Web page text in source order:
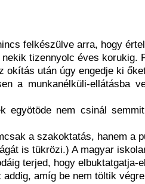
felkészülve arra, hogy
tizennyolc éves korukig.
okítás után úgy engedje ki
a munkanélküli-ellátásba
egyötöde nem csinál
a szakoktatás, hanem a
is tükrözi.) A magyar
terjed, hogy elbuktatgatja-
amíg be nem töltik